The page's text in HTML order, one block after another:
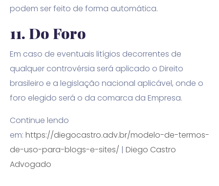
podem ser feito de forma automática.
11. Do Foro
Em caso de eventuais litígios decorrentes de
qualquer controvérsia será aplicado o Direito
brasileiro e a legislação nacional aplicável, onde o
foro elegido será o da comarca da Empresa.
Continue lendo
em: https://diegocastro.adv.br/modelo-de-termos-
de-uso-para-blogs-e-sites/ | Diego Castro
Advogado